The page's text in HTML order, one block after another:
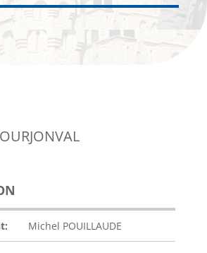
Michel POUILLAUDE